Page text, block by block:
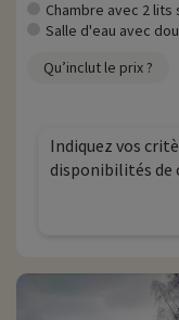
Chambre avec 2
Salle d'eau avec
Qu’inclut le prix ?
Indiquez vos
disponibilités de